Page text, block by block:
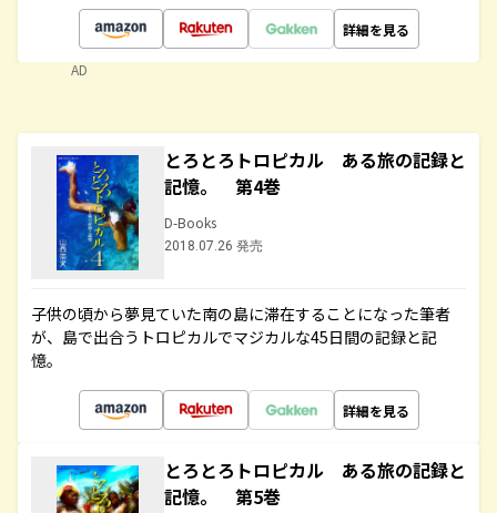
詳細を見る
AD
とろとろトロピカル ある旅の記録と
記憶。 第4巻
D-Books
2018.07.26 発売
子供の頃から夢見ていた南の島に滞在することになった筆者
が、島で出合うトロピカルでマジカルな45日間の記録と記
憶。
詳細を見る
とろとろトロピカル ある旅の記録と
記憶。 第5巻